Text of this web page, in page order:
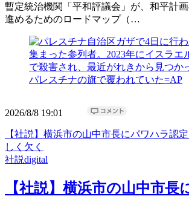
暫定統治機関「平和評議会」が、和平計
進めるためのロードマップ（…
2026/8/8 19:01
【社説】横浜市の山中市長にパワハラ認
しく欠く
社説digital
【社説】横浜市の山中市長